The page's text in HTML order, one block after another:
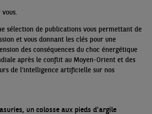
sélection de publications vous permettant de
et vous donnant les clés pour une
des conséquences du choc énergétique
après le conflit au Moyen-Orient et des
de l'intelligence artificielle sur nos
un colosse aux pieds d'argile